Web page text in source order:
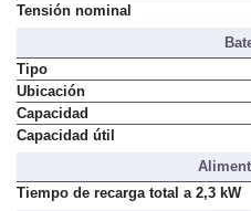
Tensión nominal
Tipo
Ubicación
Capacidad
Capacidad útil
Tiempo de recarga total a 2,3 kW